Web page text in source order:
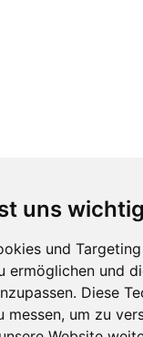
uns wichtig
und
ermöglichen und
Diese
messen, um zu
Facebook
Twitter
YouTube